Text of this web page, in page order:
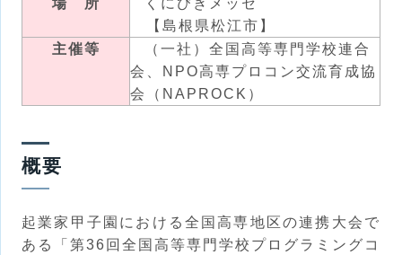
【島根県松江市】
主催等
（一社）全国高等専門学校連合
会、NPO高専プロコン交流育成協
会（NAPROCK）
概要
起業家甲子園における全国高専地区の連携大会で
ある「第36回全国高等専門学校プログラミングコ